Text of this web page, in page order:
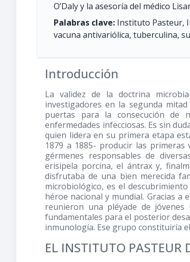
O’Daly y la asesoría del médico
Palabras clave: Instituto Pasteur,
vacuna antivariólica, tuberculina,
Introducción
La validez de la doctrina
investigadores en la segunda
puertas para la consecución de
enfermedades infecciosas. Es sin
quien lidera en su primera etapa
1879 a 1885- producir las
gérmenes responsables de
erisipela porcina, el ántrax y,
disfrutaba de una bien merecida
microbiológico, es el
héroe nacional y mundial. Gracias a
reunieron una pléyade de
fundamentales para el posterior
inmunología. Ese grupo constituiría
EL INSTITUTO PASTEUR